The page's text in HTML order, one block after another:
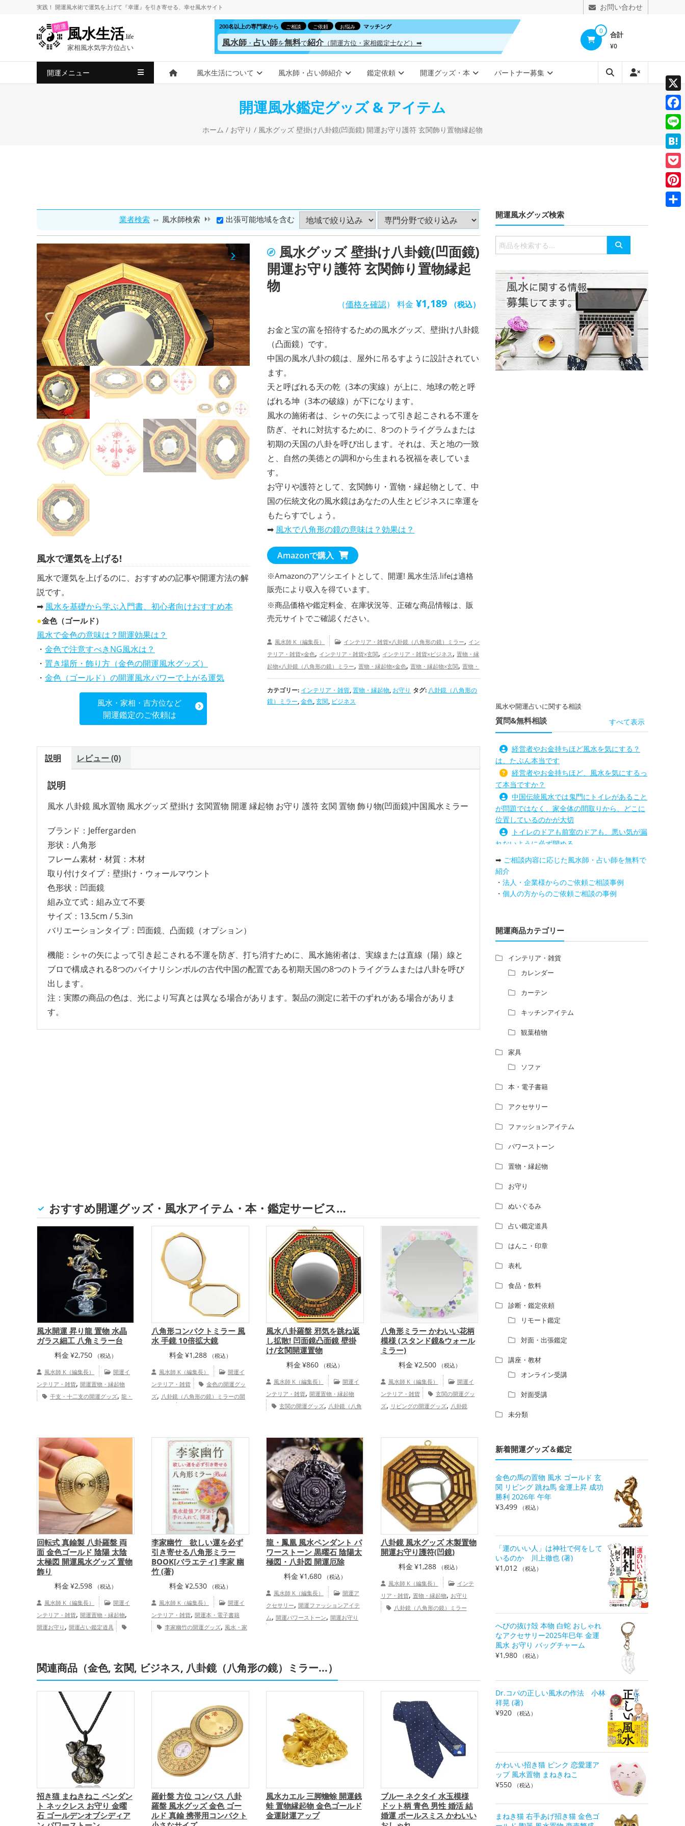
ス
実践！ 開運風水術で運気を上げて 『幸運』を引き寄せる、 幸せ風水サイト お問い合わせ
開運風水生活.life
家相風水気学方位占い
0 合計
¥0
200名以上の専門家から ご相談 ご依頼 お悩み マッチング
風水師・ 占い師を無料で紹介（開運方位・家相鑑定士など）➡
開運メニュー 風水生活について 風水師・占い師紹介 鑑定依頼 開運グッズ・本 パートナー募集
開運風水鑑定グッズ & アイテム
ホーム / お守り / 風水グッズ 壁掛け八卦鏡(凹面鏡) 開運お守り護符 玄関飾り置物縁起物
業者検索 ⇔ 風水師検索 出張可能地域を含む
風水グッズ 壁掛け八卦鏡(凹面鏡)
開運お守り護符 玄関飾り置物縁起
物
（価格を確認） 料金 ¥1,189 （税込）
お金と宝の富を招待するための風水グッズ、壁掛け八卦鏡
（凸面鏡）です。
中国の風水八卦の鏡は、屋外に吊るすように設計されてい
ます。
天と呼ばれる天の乾（3本の実線）が上に、地球の乾と呼
ばれる坤（3本の破線）が下になります。
風水の施術者は、シャの矢によって引き起こされる不運を
防ぎ、それに対抗するために、8つのトライグラムまたは
初期の天国の八卦を呼び出します。それは、天と地の一致
と、自然の美徳との調和から生まれる祝福を表していま
す。
お守りや護符として、玄関飾り・置物・縁起物として、中
国の伝統文化の風水鏡はあなたの人生とビジネスに幸運を
もたらすでしょう。
➡ 風水で八角形の鏡の意味は？効果は？
Amazonで購入
※Amazonのアソシエイトとして、開運! 風水生活.lifeは適格
販売により収入を得ています。
※商品価格や鑑定料金、在庫状況等、正確な商品情報は、販
売元サイトでご確認ください。
風水師 K（編集長） インテリア・雑貨×八卦鏡（八角形の鏡）ミラー, イン
テリア・雑貨×金色, インテリア・雑貨×玄関, インテリア・雑貨×ビジネス,置物・縁
起物×八卦鏡（八角形の鏡）ミラー,置物・縁起物×金色,置物・縁起物×玄関,置物・
縁起物×ビジネス,お守り×八卦鏡（八角形の鏡）ミラー,お守り×金色,お守り×玄関,
お守り×ビジネス 八卦鏡（八角形の鏡）ミラーの開運グッズ,金色の開運グッ
ズ,玄関の開運グッズ,ビジネスの開運グッズ
カテゴリー: インテリア・雑貨,置物・縁起物, お守り タグ: 八卦鏡（八角形の
鏡）ミラー,金色,玄関, ビジネス
風水で運気を上げる!
風水で運気を上げるのに、おすすめの記事や開運方法の解
説です。
➡ 風水を基礎から学ぶ入門書、初心者向けおすすめ本
●金色（ゴールド）
風水で金色の意味は？開運効果は？
・ 金色で注意すべきNG風水は？
・ 置き場所・飾り方（金色の開運風水グッズ）
・ 金色（ゴールド）の開運風水パワーで上がる運気
風水・家相・吉方位など
開運鑑定のご依頼は
説明 レビュー (0)
説明
風水 八卦鏡 風水置物 風水グッズ 壁掛け 玄関置物 開運 縁起物 お守り 護符 玄関 置物 飾り物(凹面鏡)中国風水ミラー
ブランド：Jeffergarden
形状：八角形
フレーム素材・材質：木材
取り付けタイプ：壁掛け・ウォールマウント
色形状：凹面鏡
組み立て式：組み立て不要
サイズ：13.5cm / 5.3in
バリエーションタイプ：凹面鏡、凸面鏡（オプション）
機能：シャの矢によって引き起こされる不運を防ぎ、打ち消すために、風水施術者は、実線または直線（陽）線と
ブロで構成される8つのバイナリシンボルの古代中国の配置である初期天国の8つのトライグラムまたは八卦を呼び
出します。
注：実際の商品の色は、光により写真とは異なる場合があります。製品の測定に若干のずれがある場合がありま
す。
おすすめ開運グッズ・風水アイテム・本・鑑定サービス…
風水開運 昇り龍 置物 水晶
ガラス細工 八角ミラー台
料金 ¥2,750 （税込）
風水師 K（編集長）
開運イ
ンテリア・雑貨, 開運置物・縁起物
干支・十二支の開運グッズ, 龍・
ッズ
金運アップ
八角形コンパクトミラー 風
水 手鏡 10倍拡大鏡
料金 ¥1,288 （税込）
風水師 K（編集長）
開運イ
ンテリア・雑貨
金色の開運グッ
ズ, 八卦鏡（八角形の鏡）ミラーの開
風水八卦羅盤 邪気を跳ね返
し拡散! 凹面鏡凸面鏡 壁掛
け/玄関開運置物
料金 ¥860 （税込）
風水師 K（編集長）
開運イ
ンテリア・雑貨, 開運置物・縁起物
玄関の開運グッズ, 八卦鏡（八角
八角形ミラー かわいい花柄
模様 (スタンド鏡&ウォール
ミラー)
料金 ¥2,500 （税込）
風水師 K（編集長）
開運イ
ンテリア・雑貨
玄関の開運グッ
ズ, リビングの開運グッズ, 八卦鏡
回転式 真鍮製 八卦羅盤 両
面 金色ゴールド 陰陽 太陰
太極図 開運風水グッズ 置物
飾り
料金 ¥2,598 （税込）
風水師 K（編集長）
開運イ
ンテリア・雑貨, 開運置物・縁起物,
開運お守り , 開運占い鑑定道具
ップ,仕事運アップ, 家庭運・家族運
, 総合運・全体運アップ
李家幽竹 欲しい運を必ず
引き寄せる八角形ミラー
BOOK[バラエティ] 李家 幽
竹 (著)
料金 ¥2,530 （税込）
風水師 K（編集長）
開運イ
ンテリア・雑貨, 開運本・電子書籍
李家幽竹の開運グッズ, 風水・家
ットの開運グッズ
恋愛運アップ,
,
仕事運ア
龍・鳳凰 風水ペンダント パ
ワーストーン 黒曜石 陰陽太
極図・八卦図 開運厄除
料金 ¥1,680 （税込）
風水師 K（編集長）
開運ア
クセサリー, 開運ファッションアイテ
ム, 開運パワーストーン, 開運お守り
運グッズ
,龍・辰年（たつどし）の開
運グッズ
金運アップ,仕事運ア
ップ,健康運アップ,家庭運・家族運
八卦鏡 風水グッズ 木製置物
開運お守り護符(凹鏡)
料金 ¥1,288 （税込）
風水師 K（編集長）
インテ
リア・雑貨, 置物・縁起物, お守り
八卦鏡（八角形の鏡）ミラー
関連商品（金色, 玄関, ビジネス, 八卦鏡（八角形の鏡）ミラー...）
招き猫 まねきねこ ペンダン
ト ネックレス お守り 金曜
石 ゴールデンオブシディア
羅針盤 方位 コンパス 八卦
羅盤 風水グッズ 金色 ゴー
ルド 真鍮 携帯用コンパクト
風水カエル 三脚蟾蜍 開運銭
蛙 置物縁起物 金色ゴールド
金運財運アップ
ブルー ネクタイ 水玉模様
ドット柄 青色 男性 婚活 結
婚運 ポールスミス かわいい
開運風水グッズ検索
検
索
象:
風水や開運占いに関する相談
質問&無料相談 すべて表示
経営者やお金持ちほど風水を気にする？
は、たぶん本当です
経営者やお金持ちほど、風水を気にするっ
て本当ですか？
中国伝統風水では鬼門にトイレがあること
が問題ではなく、家全体の間取りから、どこに
位置しているのかが大切
トイレのドアも前室のドアも、悪い気が漏
れないように必ず閉める
路沖殺対策としては、お庭に道路との垣根
を造られるとよい
庭を広げると路沖殺（ろちゅうさつ）は防
げますか？
方角にあるトイレの位置はずれますか？
青澄杏樹 （アオスミアンジュ）先生から
占い師さんは、幽霊を見たことがあります
か？
家相風水の診断・鑑定料金や相場について
風水の流派について教えてください。
か？
風水師になるには、どんな勉強をすればい
いですか？
➡ ご相談内容に応じた風水師・占い師を無料で
紹介
・ 法人・企業様からのご依頼ご相談事例
・ 個人の方からのご依頼ご相談の事例
開運商品カテゴリー
インテリア・雑貨
カレンダー
カーテン
キッチンアイテム
観葉植物
家具
ソファ
本・電子書籍
アクセサリー
ファッションアイテム
パワーストーン
置物・縁起物
お守り
ぬいぐるみ
占い鑑定道具
はんこ・印章
表札
食品・飲料
診断・鑑定依頼
リモート鑑定
対面・出張鑑定
講座・教材
オンライン受講
対面受講
未分類
新着開運グッズ＆鑑定
金色の馬の置物 風水 ゴールド 玄
関 リビング 跳ね馬 金運上昇 成功
勝利 2026年 午年
¥3,499 （税込）
「運のいい人」は神社で何をして
いるのか 川上徹也 (著)
¥1,012 （税込）
へびの抜け殻 本物 白蛇 おしゃれ
なアクセサリー2025年巳年 金運
風水 お守り バッグチャーム
¥1,980 （税込）
Dr.コパの正しい風水の作法 小林
祥晃 (著)
¥920 （税込）
かわいい招き猫 ピンク 恋愛運ア
ップ 風水置物 まねきねこ
¥550 （税込）
まねき猫 右手あげ招き猫 金色ゴ
X
Line